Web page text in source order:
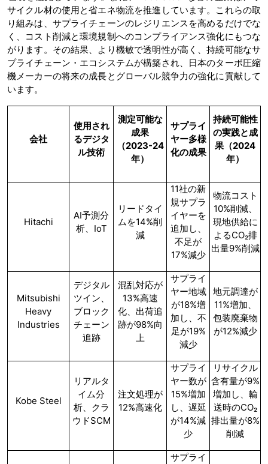
サイクル材の使用と省エネ物流を推進しています。これらの取
り組みは、サプライチェーンのレジリエンスを高めるだけでな
く、コスト削減と環境規制へのコンプライアンス強化にもつな
がります。その結果、より機敏で透明性が高く、持続可能なサ
プライチェーン・エコシステムが構築され、日本のターボ圧縮
機メーカーの将来の成長とグローバル競争力の強化に貢献して
います。
会社
使用され
るデジタ
ル技術
測定可能な
成果
（2023-24
年）
サプライ
ヤー多様
化の成果
持続可能性
の実践と成
果（2024
年）
Hitachi
AI予測分
析、IoT
リードタイ
ムを14%削
減
11社の新
規サプラ
イヤーを
追加し、
不足が
17%減少
物流コスト
10%削減、
現地供給に
よるCO₂排
出量9%削減
Mitsubishi
Heavy
Industries
デジタル
ツイン、
ブロック
チェーン
追跡
混乱対応が
13%高速
化、出荷追
跡が98%向
上
サプライ
ヤー地域
が18%増
加し、不
足が19%
減少
地元調達が
11%増加、
包装廃棄物
が12%減少
Kobe Steel
リアルタ
イム分
析、クラ
ウドSCM
注文処理が
12%高速化
サプライ
ヤー数が
15%増加
し、遅延
が14%減
少
リサイクル
含有量が9%
増加し、輸
送時のCO₂
排出量が8%
削減
サプライ